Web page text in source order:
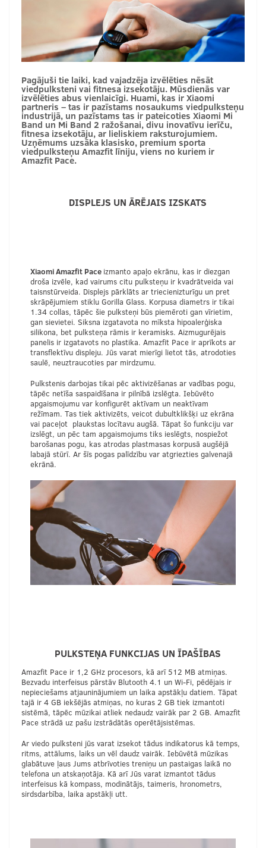
Pagājuši tie laiki, kad vajadzēja izvēlēties nēsāt
viedpulksteni vai fitnesa izsekotāju. Mūsdienās var
izvēlēties abus vienlaicīgi. Huami, kas ir Xiaomi
partneris – tas ir pazīstams nosaukums viedpulksteņu
industrijā, un pazīstams tas ir pateicoties Xiaomi Mi
Band un Mi Band 2 ražošanai, divu inovatīvu ierīču,
fitnesa izsekotāju, ar lieliskiem raksturojumiem.
Uzņēmums uzsāka klasisko, premium sporta
viedpulksteņu Amazfit līniju, viens no kuriem ir
Amazfit Pace.
DISPLEJS UN ĀRĒJAIS IZSKATS
Xiaomi Amazfit Pace izmanto apaļo ekrānu, kas ir diezgan
droša izvēle, kad vairums citu pulksteņu ir kvadrātveida vai
taisnstūrveida. Displejs pārklāts ar triecienizturīgu un pret
skrāpējumiem stiklu Gorilla Glass. Korpusa diametrs ir tikai
1.34 collas, tāpēc šie pulksteņi būs piemēroti gan vīrietim,
gan sievietei. Siksna izgatavota no mīksta hipoalerģiska
silikona, bet pulksteņa rāmis ir keramisks. Aizmugurējais
panelis ir izgatavots no plastika. Amazfit Pace ir aprīkots ar
transflektīvu displeju. Jūs varat mierīgi lietot tās, atrodoties
saulē, neuztraucoties par mirdzumu.
Pulkstenis darbojas tikai pēc aktivizēšanas ar vadības pogu,
tāpēc netīša saspaidīšana ir pilnībā izslēgta. Iebūvēto
apgaismojumu var konfigurēt aktīvam un neaktīvam
režīmam. Tas tiek aktivizēts, veicot dubultklikšķi uz ekrāna
vai paceļot plaukstas locītavu augšā. Tāpat šo funkciju var
izslēgt, un pēc tam apgaismojums tiks ieslēgts, nospiežot
barošanas pogu, kas atrodas plastmasas korpusā augšējā
labajā stūrī. Ar šīs pogas palīdzību var atgriezties galvenajā
ekrānā.
PULKSTEŅA FUNKCIJAS UN ĪPAŠĪBAS
Amazfit Pace ir 1,2 GHz procesors, kā arī 512 MB atmiņas.
Bezvadu interfeisus pārstāv Blutooth 4.1 un Wi-Fi, pēdējais ir
nepieciešams atjauninājumiem un laika apstākļu datiem. Tāpat
tajā ir 4 GB iekšējās atmiņas, no kuras 2 GB tiek izmantoti
sistēmā, tāpēc mūzikai atliek nedaudz vairāk par 2 GB. Amazfit
Pace strādā uz pašu izstrādātās operētājsistēmas.
Ar viedo pulksteni jūs varat izsekot tādus indikatorus kā temps,
ritms, attālums, laiks un vēl daudz vairāk. Iebūvētā mūzikas
glabātuve ļaus Jums atbrīvoties treniņu un pastaigas laikā no
telefona un atskaņotāja. Kā arī Jūs varat izmantot tādus
interfeisus kā kompass, modinātājs, taimeris, hronometrs,
sirdsdarbība, laika apstākļi utt.